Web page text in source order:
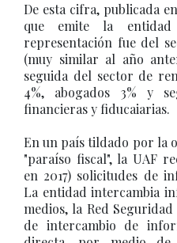
De esta cifra, publicada
que emite la entidad
representación fue del
(muy similar al año
seguida del sector de
4%, abogados 3% y
financieras y fiducaiarias.
En un país tildado por la
"paraíso fiscal", la UAF
en 2017) solicitudes de
La entidad intercambia
medios, la Red
de intercambio de